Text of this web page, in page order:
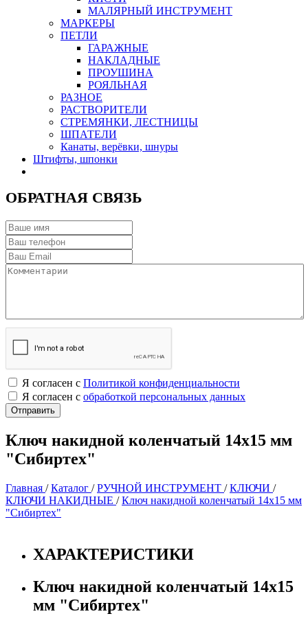
МАЛЯРНЫЙ ИНСТРУМЕНТ
МАРКЕРЫ
ПЕТЛИ
ГАРАЖНЫЕ
НАКЛАДНЫЕ
ПРОУШИНА
РОЯЛЬНАЯ
РАЗНОЕ
РАСТВОРИТЕЛИ
СТРЕМЯНКИ, ЛЕСТНИЦЫ
ШПАТЕЛИ
Канаты, верёвки, шнуры
Штифты, шпонки
ОБРАТНАЯ СВЯЗЬ
Я согласен с Политикой конфиденциальности
Я согласен с обработкой персональных данных
Ключ накидной коленчатый 14х15 мм
"Сибиртех"
Главная /Каталог /РУЧНОЙ ИНСТРУМЕНТ /КЛЮЧИ /
КЛЮЧИ НАКИДНЫЕ /Ключ накидной коленчатый 14х15 мм
"Сибиртех"
ХАРАКТЕРИСТИКИ
Ключ накидной коленчатый 14х15
мм "Сибиртех"